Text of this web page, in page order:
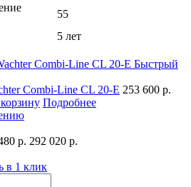
55
5 лет
Быстрый
Combi-Line CL 20-E 253 600 р.
Подробнее
р. 292 020 р.
в 1 клик